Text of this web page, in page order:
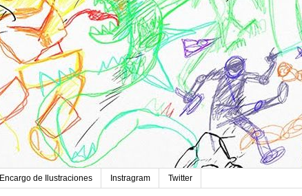
Encargo de Ilustraciones Instragram Twitter